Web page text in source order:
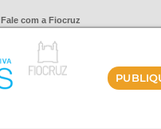
Fale com a Fiocruz